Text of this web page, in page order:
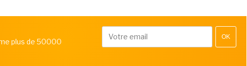
plus de 50000
OK